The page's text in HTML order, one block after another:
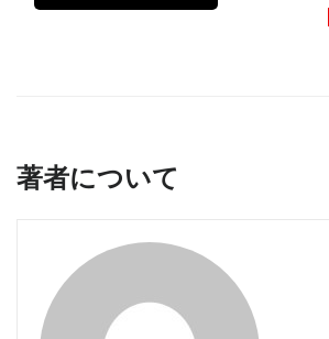
著者について